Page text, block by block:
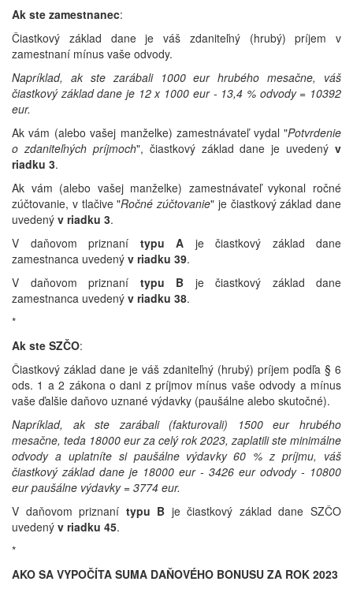
Ak ste zamestnanec:
Čiastkový základ dane je váš zdaniteľný (hrubý) príjem v
zamestnaní mínus vaše odvody.
Napríklad, ak ste zarábali 1000 eur hrubého mesačne, váš
čiastkový základ dane je 12 x 1000 eur - 13,4 % odvody = 10392
eur.
Ak vám (alebo vašej manželke) zamestnávateľ vydal "Potvrdenie
o zdaniteľných príjmoch", čiastkový základ dane je uvedený v
riadku 3.
Ak vám (alebo vašej manželke) zamestnávateľ vykonal ročné
zúčtovanie, v tlačive "Ročné zúčtovanie" je čiastkový základ dane
uvedený v riadku 3.
V daňovom priznaní typu A je čiastkový základ dane
zamestnanca uvedený v riadku 39.
V daňovom priznaní typu B je čiastkový základ dane
zamestnanca uvedený v riadku 38.
*
Ak ste SZČO:
Čiastkový základ dane je váš zdaniteľný (hrubý) príjem podľa § 6
ods. 1 a 2 zákona o dani z príjmov mínus vaše odvody a mínus
vaše ďalšie daňovo uznané výdavky (paušálne alebo skutočné).
Napríklad, ak ste zarábali (fakturovali) 1500 eur hrubého
mesačne, teda 18000 eur za celý rok 2023, zaplatili ste minimálne
odvody a uplatníte si paušálne výdavky 60 % z príjmu, váš
čiastkový základ dane je 18000 eur - 3426 eur odvody - 10800
eur paušálne výdavky = 3774 eur.
V daňovom priznaní typu B je čiastkový základ dane SZČO
uvedený v riadku 45.
*
AKO SA VYPOČÍTA SUMA DAŇOVÉHO BONUSU ZA ROK 2023